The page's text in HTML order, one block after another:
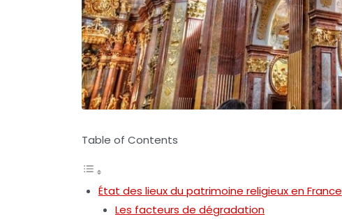
Table of Contents
État des lieux du patrimoine religieux en France
Les facteurs de dégradation